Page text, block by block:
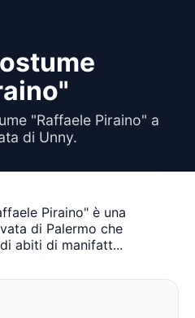
"Raffaele Piraino" a
di Unny.
Piraino" è una
di Palermo che
abiti di manifatt...